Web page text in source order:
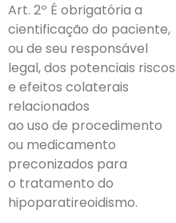
Art. 2º É obrigatória a
cientificação do paciente,
ou de seu responsável
legal, dos potenciais riscos
e efeitos colaterais
relacionados
ao uso de procedimento
ou medicamento
preconizados para
o tratamento do
hipoparatireoidismo.